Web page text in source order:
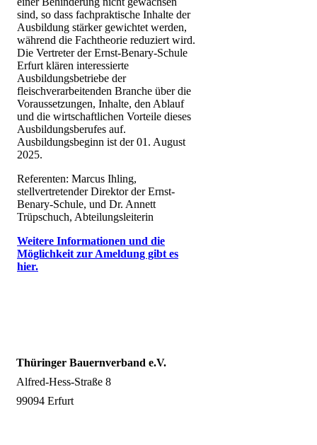
sind, so dass fachpraktische Inhalte der
Ausbildung stärker gewichtet werden,
während die Fachtheorie reduziert wird.
Die Vertreter der Ernst-Benary-Schule
Erfurt klären interessierte
Ausbildungsbetriebe der
fleischverarbeitenden Branche über die
Voraussetzungen, Inhalte, den Ablauf
und die wirtschaftlichen Vorteile dieses
Ausbildungsberufes auf.
Ausbildungsbeginn ist der 01. August
2025.
Referenten: Marcus Ihling,
stellvertretender Direktor der Ernst-
Benary-Schule, und Dr. Annett
Trüpschuch, Abteilungsleiterin
Weitere Informationen und die
Möglichkeit zur Ameldung gibt es
hier.
Thüringer Bauernverband e.V.
Alfred-Hess-Straße 8
99094 Erfurt